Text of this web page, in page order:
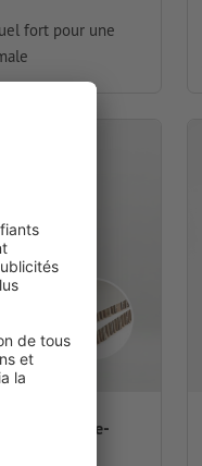
fort pour une
Re-